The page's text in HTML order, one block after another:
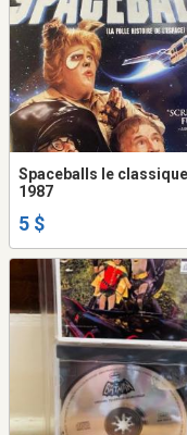
Spaceballs le
1987
5 $